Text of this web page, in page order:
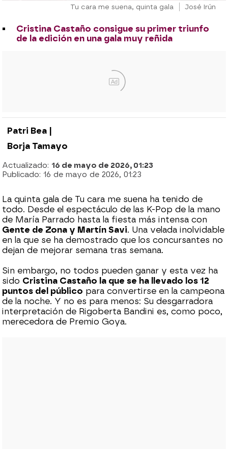
Tu cara me suena, quinta gala José Irún
Cristina Castaño consigue su primer triunfo
de la edición en una gala muy reñida
Ad
Patri Bea |
Borja Tamayo
Actualizado: 16 de mayo de 2026, 01:23
Publicado: 16 de mayo de 2026, 01:23
La quinta gala de Tu cara me suena ha tenido de
todo. Desde el espectáculo de las K-Pop de la mano
de María Parrado hasta la fiesta más intensa con
Gente de Zona y Martín Savi. Una velada inolvidable
en la que se ha demostrado que los concursantes no
dejan de mejorar semana tras semana.
Sin embargo, no todos pueden ganar y esta vez ha
sido Cristina Castaño la que se ha llevado los 12
puntos del público para convertirse en la campeona
de la noche. Y no es para menos: Su desgarradora
interpretación de Rigoberta Bandini es, como poco,
merecedora de Premio Goya.